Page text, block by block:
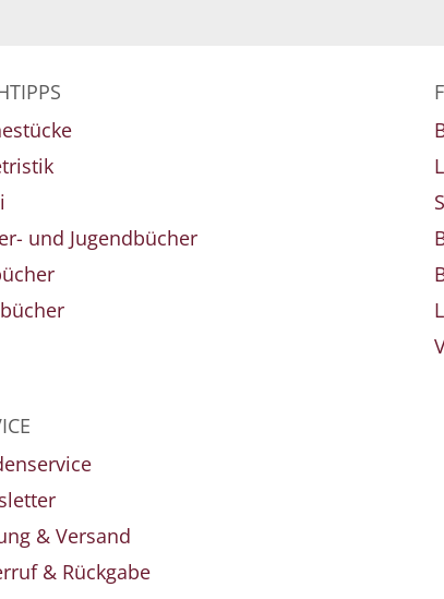
und Jugendbücher
& Versand
& Rückgabe